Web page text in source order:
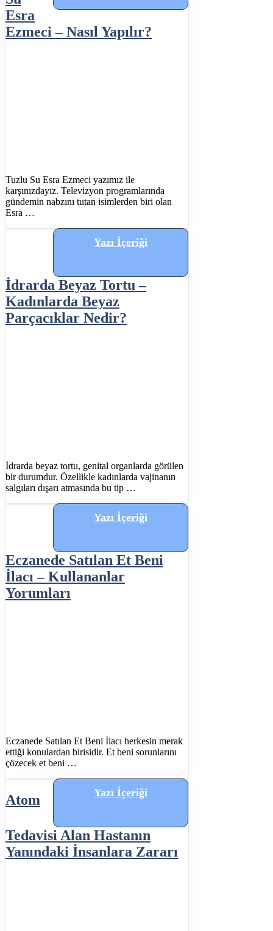
Esra
Ezmeci – Nasıl Yapılır?
Tuzlu Su Esra Ezmeci yazımız ile
karşınızdayız. Televizyon programlarında
gündemin nabzını tutan isimlerden biri olan
Esra …
Yazı İçeriği
İdrarda Beyaz Tortu –
Kadınlarda Beyaz
Parçacıklar Nedir?
İdrarda beyaz tortu, genital organlarda görülen
bir durumdur. Özellikle kadınlarda vajinanın
salgıları dışarı atmasında bu tip …
Yazı İçeriği
Eczanede Satılan Et Beni
İlacı – Kullananlar
Yorumları
Eczanede Satılan Et Beni İlacı herkesin merak
ettiği konulardan birisidir. Et beni sorunlarını
çözecek et beni …
Yazı İçeriği
Atom
Tedavisi Alan Hastanın
Yanındaki İnsanlara Zararı